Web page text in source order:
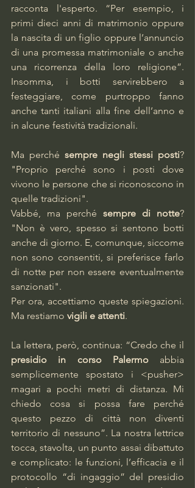
racconta l'esperto. “Per esempio, i
primi dieci anni di matrimonio oppure
la nascita di un figlio oppure l’annuncio
di una promessa matrimoniale o anche
una ricorrenza della loro religione”.
Insomma, i botti servirebbero a
festeggiare, come purtroppo fanno
anche tanti italiani alla fine dell’anno e
in alcune festività tradizionali.
Ma perché sempre negli stessi posti?
"Proprio perché sono i posti dove
vivono le persone che si riconoscono in
quelle tradizioni".
Vabbé, ma perché sempre di notte?
"Non è vero, spesso si sentono botti
anche di giorno. E, comunque, siccome
non sono consentiti, si preferisce farlo
di notte per non essere eventualmente
sanzionati".
Per ora, accettiamo queste spiegazioni.
Ma restiamo vigili e attenti.
presidio in corso Palermo abbia
semplicemente spostato i <pusher>
magari a pochi metri di distanza. Mi
chiedo cosa si possa fare perché
questo pezzo di città non diventi
territorio di nessuno”. La nostra lettrice
tocca, stavolta, un punto assai dibattuto
e complicato: le funzioni, l’efficacia e il
protocollo “di ingaggio” del presidio